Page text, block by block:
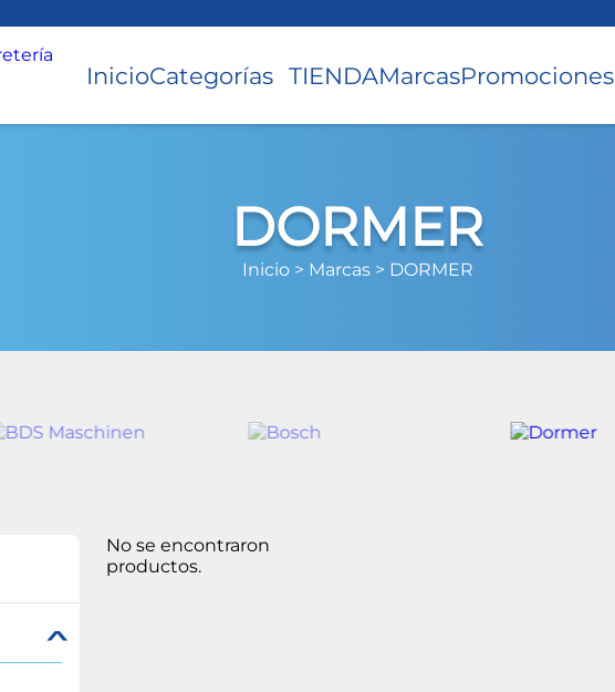
InicioCategorías TIENDAMarcasPromociones
DORMER
Inicio > Marcas > DORMER
No se encontraron
productos.